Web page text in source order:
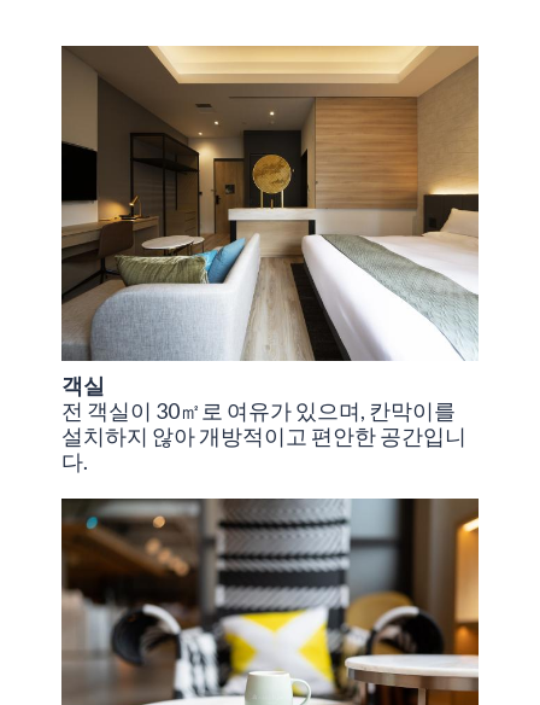
객실
전 객실이 30㎡로 여유가 있으며, 칸막이를
설치하지 않아 개방적이고 편안한 공간입니
다.